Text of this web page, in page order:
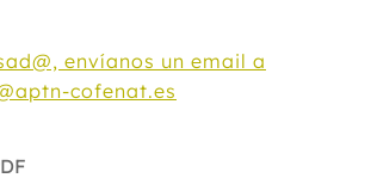
envíanos un email a
cofenat.es